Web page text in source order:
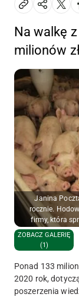
Na walkę
milionów
Janina
rocznie.
firmy, która
ZOBACZ GALERIĘ
(1)
Ponad 133
2020 rok,
poszerzenia